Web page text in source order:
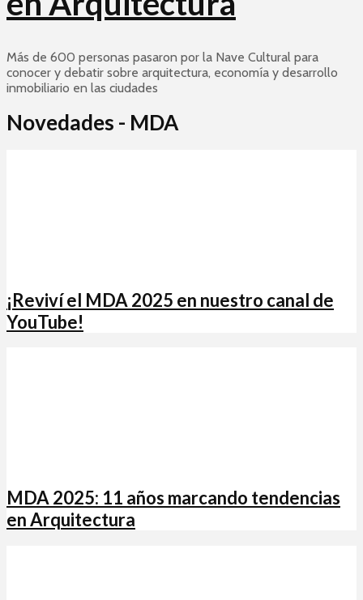
Más de 600 personas pasaron por la Nave Cultural para
conocer y debatir sobre arquitectura, economía y desarrollo
inmobiliario en las ciudades
Novedades - MDA
¡Reviví el MDA 2025 en nuestro canal de
YouTube!
MDA 2025: 11 años marcando tendencias
en Arquitectura